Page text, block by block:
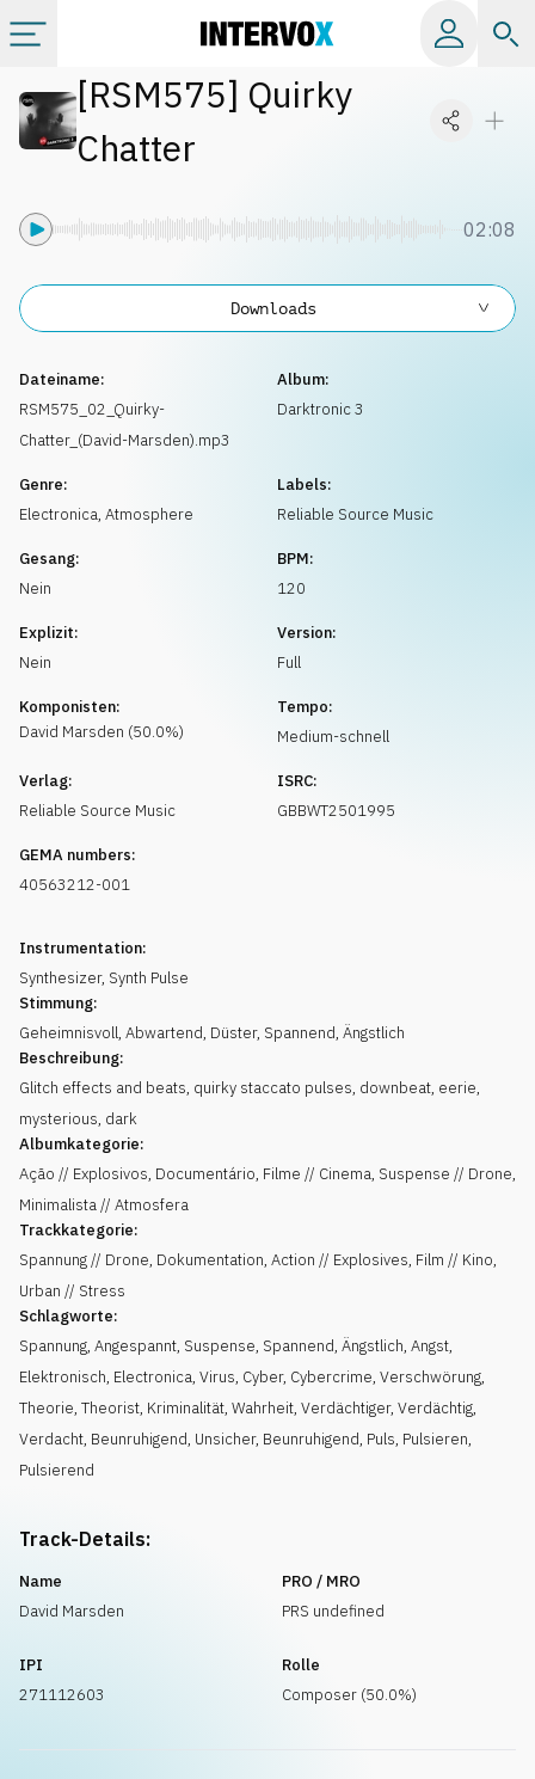
Kategorien
[RSM575] Quirky
Chatter
02:08
Dateiname:
RSM575_02_Quirky-
Chatter_(David-Marsden).mp3
Album:
Darktronic 3
Genre:
Electronica, Atmosphere
Labels:
Reliable Source Music
Gesang:
Nein
BPM:
120
Explizit:
Nein
Version:
Full
Komponisten:
David Marsden (50.0%)
Tempo:
Medium-schnell
Verlag:
Reliable Source Music
ISRC:
GBBWT2501995
GEMA numbers:
40563212-001
Instrumentation:
Synthesizer, Synth Pulse
Stimmung:
Geheimnisvoll, Abwartend, Düster, Spannend, Ängstlich
Beschreibung:
Glitch effects and beats, quirky staccato pulses, downbeat, eerie,
mysterious, dark
Albumkategorie:
Ação // Explosivos, Documentário, Filme // Cinema, Suspense // Drone,
Minimalista // Atmosfera
Trackkategorie:
Spannung // Drone, Dokumentation, Action // Explosives, Film // Kino,
Urban // Stress
Schlagworte:
Spannung, Angespannt, Suspense, Spannend, Ängstlich, Angst,
Elektronisch, Electronica, Virus, Cyber, Cybercrime, Verschwörung,
Theorie, Theorist, Kriminalität, Wahrheit, Verdächtiger, Verdächtig,
Verdacht, Beunruhigend, Unsicher, Beunruhigend, Puls, Pulsieren,
Pulsierend
Downloads
Track-Details:
Name
David Marsden
PRO / MRO
PRS undefined
IPI
271112603
Rolle
Composer (50.0%)